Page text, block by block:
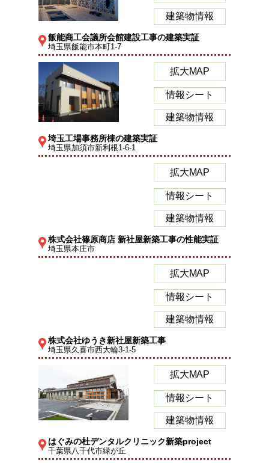
建築物情報
飯能商工会議所会館建設工事の建築実証
埼玉県飯能市本町1-7
拡大MAP
情報シート
建築物情報
埼玉工場事務所棟の建築実証
埼玉県加須市新利根1-6-1
拡大MAP
情報シート
建築物情報
株式会社篠原商店 新社屋新築工事の性能実証
埼玉県本庄市
拡大MAP
情報シート
建築物情報
株式会社ゆうき新社屋新築工事
埼玉県久喜市西大輪3-1-5
拡大MAP
情報シート
建築物情報
はぐみの杜デンタルクリニック新築project
千葉県八千代市緑が丘